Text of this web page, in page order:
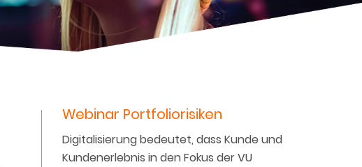
Webinar Portfoliorisiken
Digitalisierung bedeutet, dass Kunde und
Kundenerlebnis in den Fokus der VU